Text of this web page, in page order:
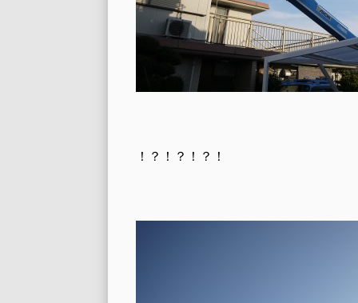
！？！？！？！